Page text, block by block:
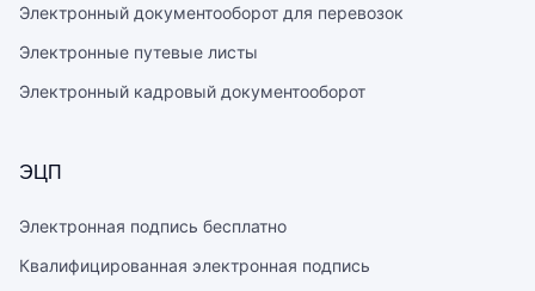
Электронный документооборот для перевозок
Электронные путевые листы
Электронный кадровый документооборот
ЭЦП
Электронная подпись бесплатно
Квалифицированная электронная подпись